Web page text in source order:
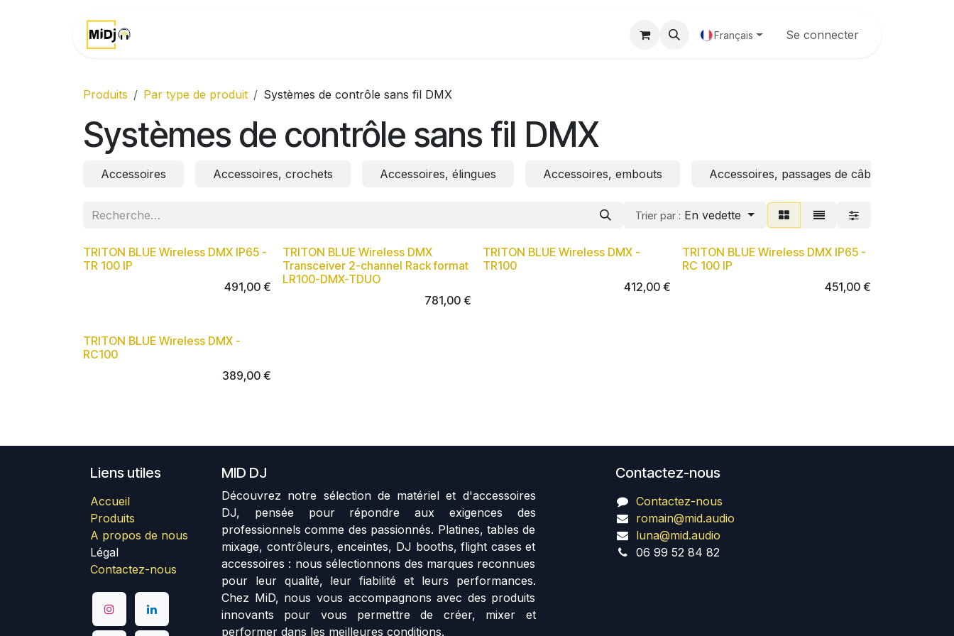
Galerie Français Se connecter
Produits Par type de produit Systèmes de contrôle sans fil DMX
Systèmes de contrôle sans fil DMX
Accessoires Accessoires, crochets Accessoires, élingues Accessoires, embouts Accessoires, passages de câbles
Trier par : En vedette
TRITON BLUE Wireless DMX IP65 -
TR 100 IP
491,00 €
TRITON BLUE Wireless DMX
Transceiver 2-channel Rack format
LR100-DMX-TDUO
781,00€
TRITON BLUE Wireless DMX -
TR100
412,00 €
TRITON BLUE Wireless DMX IP65 -
RC 100 IP
451,00€
TRITON BLUE Wireless DMX -
RC100
389,00 €
Liens utiles
Accueil
Produits
A propos de nous
Légal
Contactez-nous
Contactez-nous
Contactez-nous
romain@mid.audio
luna@mid.audio
06 99 52 84 82
MID DJ
Découvrez notre sélection de matériel et d'accessoires
DJ, pensée pour répondre aux exigences des
professionnels comme des passionnés. Platines, tables de
mixage, contrôleurs, enceintes, DJ booths, flight cases et
accessoires : nous sélectionnons des marques reconnues
pour leur qualité, leur fiabilité et leurs performances.
Chez MiD, nous vous accompagnons avec des produits
innovants pour vous permettre de créer, mixer et
performer dans les meilleures conditions.